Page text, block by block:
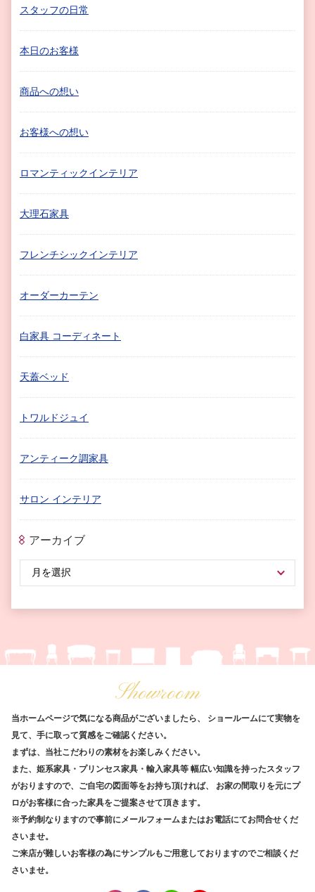
スタッフの日常
本日のお客様
商品への想い
お客様への想い
ロマンティックインテリア
大理石家具
フレンチシックインテリア
オーダーカーテン
白家具 コーディネート
天蓋ベッド
トワルドジュイ
アンティーク調家具
サロン インテリア
アーカイブ
Showroom
当ホームページで気になる商品がございましたら、
ショールームにて実物を
見て、手に取って質感をご確認ください。
まずは、当社こだわりの素材をお楽しみください。
また、姫系家具・プリンセス家具・輸入家具等 幅広い知識を持ったスタッフ
がおりますので、ご自宅の図面等をお持ち頂ければ、
お家の間取りを元にプ
ロがお客様に合った家具をご提案させて頂きます。
※予約制なりますので事前にメールフォームまたはお電話にてお問合せくだ
さいませ。
ご来店が難しいお客様の為にサンプルもご用意しておりますのでご相談くだ
さいませ。